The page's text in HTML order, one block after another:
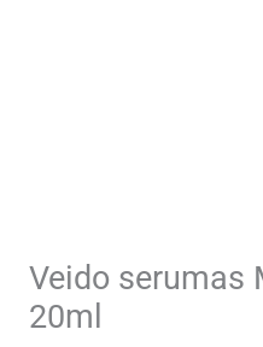
Veido serumas
20ml